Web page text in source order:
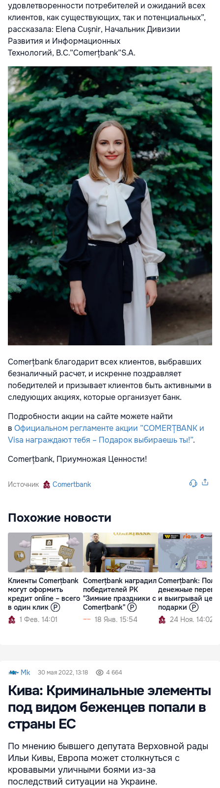
удовлетворенности потребителей и ожиданий всех
клиентов, как существующих, так и потенциальных”,
рассказала: Elena Cușnir, Начальник Дивизии
Развития и Информационных
Технологий, B.C.”Comerțbank”S.A.
Comerțbank благодарит всех клиентов, выбравших
безналичный расчет, и искренне поздравляет
победителей и призывает клиентов быть активными в
следующих акциях, которые организует банк.
Подробности акции на сайте можете найти
в Официальном регламенте акции ”COMERȚBANK и
Visa награждают тебя – Подарок выбираешь ты!”.
Comerțbank, Приумножая Ценности!
Источник Comertbank
Похожие новости
Клиенты Comerțbank
могут оформить
кредит оnline – всего
в один клик Ⓟ
1 Фев. 14:01
Comerțbank наградил
победителей РК
"Зимние праздники с
Comerțbank" Ⓟ
18 Янв. 15:54
Comerțbank:
денежные
и выигрывай
подарки Ⓟ
24 Ноя. 14:02
Mk 30 мая 2022, 13:18 4 664
Кива: Криминальные элементы
под видом беженцев попали в
страны ЕС
По мнению бывшего депутата Верховной рады
Ильи Кивы, Европа может столкнуться с
кровавыми уличными боями из-за
последствий ситуации на Украине.